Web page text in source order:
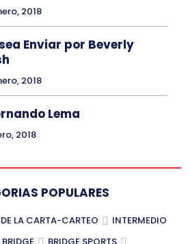
2018
Enviar por Beverly
2018
Lema
2018
POPULARES
LA CARTA-CARTEO
INTERMEDIO